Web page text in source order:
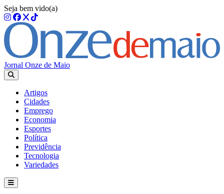
Seja bem vido(a)
Jornal Onze de Maio
Artigos
Cidades
Emprego
Economia
Esportes
Política
Previdência
Tecnologia
Variedades